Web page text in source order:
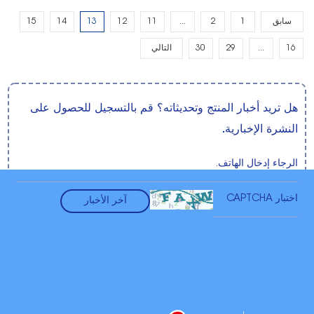
سابق 2
...
12
13
14
15
16
...
29
30 التالي
هل تريد أخبار المنتج وتحديثاته؟ قم بالتسجيل للحصول على
النشرة الإخبارية.